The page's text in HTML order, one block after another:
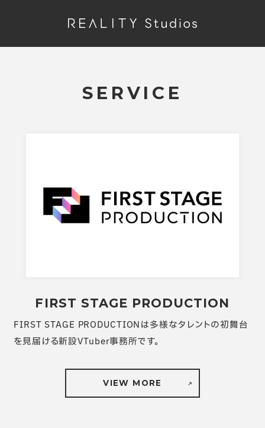
SERVICE
FIRST STAGE PRODUCTION
FIRST STAGE PRODUCTIONは多様なタレントの初舞台
を見届ける新設VTuber事務所です。
VIEW MORE